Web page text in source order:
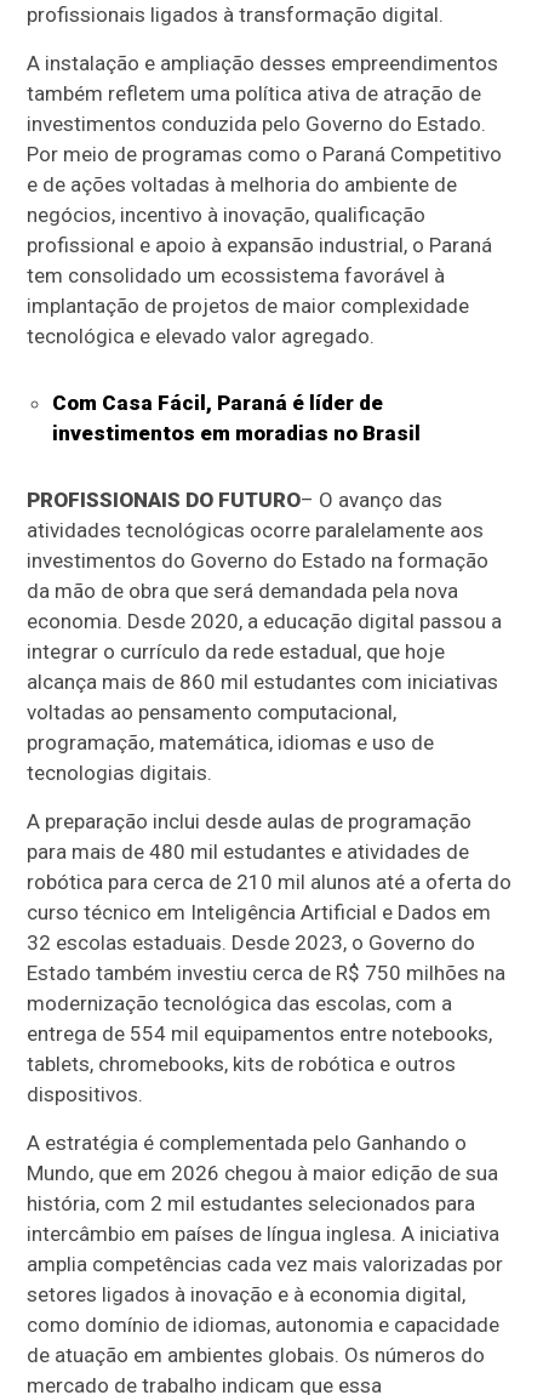
profissionais ligados à transformação digital.
A instalação e ampliação desses empreendimentos
também refletem uma política ativa de atração de
investimentos conduzida pelo Governo do Estado.
Por meio de programas como o Paraná Competitivo
e de ações voltadas à melhoria do ambiente de
negócios, incentivo à inovação, qualificação
profissional e apoio à expansão industrial, o Paraná
tem consolidado um ecossistema favorável à
implantação de projetos de maior complexidade
tecnológica e elevado valor agregado.
Com Casa Fácil, Paraná é líder de
investimentos em moradias no Brasil
PROFISSIONAIS DO FUTURO– O avanço das
atividades tecnológicas ocorre paralelamente aos
investimentos do Governo do Estado na formação
da mão de obra que será demandada pela nova
economia. Desde 2020, a educação digital passou a
integrar o currículo da rede estadual, que hoje
alcança mais de 860 mil estudantes com iniciativas
voltadas ao pensamento computacional,
programação, matemática, idiomas e uso de
tecnologias digitais.
A preparação inclui desde aulas de programação
para mais de 480 mil estudantes e atividades de
robótica para cerca de 210 mil alunos até a oferta do
curso técnico em Inteligência Artificial e Dados em
32 escolas estaduais. Desde 2023, o Governo do
Estado também investiu cerca de R$ 750 milhões na
modernização tecnológica das escolas, com a
entrega de 554 mil equipamentos entre notebooks,
tablets, chromebooks, kits de robótica e outros
dispositivos.
A estratégia é complementada pelo Ganhando o
Mundo, que em 2026 chegou à maior edição de sua
história, com 2 mil estudantes selecionados para
intercâmbio em países de língua inglesa. A iniciativa
amplia competências cada vez mais valorizadas por
setores ligados à inovação e à economia digital,
como domínio de idiomas, autonomia e capacidade
de atuação em ambientes globais. Os números do
mercado de trabalho indicam que essa